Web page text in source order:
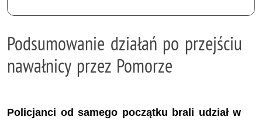
Podsumowanie działań po przejściu
nawałnicy przez Pomorze
Policjanci od samego początku brali udział w